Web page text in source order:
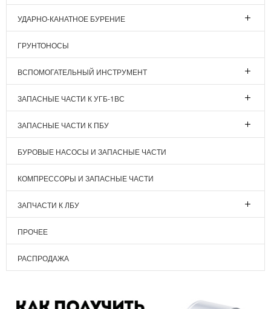
УДАРНО-КАНАТНОЕ БУРЕНИЕ
ГРУНТОНОСЫ
ВСПОМОГАТЕЛЬНЫЙ ИНСТРУМЕНТ
ЗАПАСНЫЕ ЧАСТИ К УГБ-1ВС
ЗАПАСНЫЕ ЧАСТИ К ПБУ
БУРОВЫЕ НАСОСЫ И ЗАПАСНЫЕ ЧАСТИ
КОМПРЕССОРЫ И ЗАПАСНЫЕ ЧАСТИ
ЗАПЧАСТИ К ЛБУ
ПРОЧЕЕ
РАСПРОДАЖА